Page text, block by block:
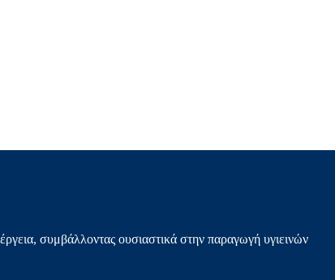
συμβάλλοντας ουσιαστικά στην παραγωγή υγιεινών